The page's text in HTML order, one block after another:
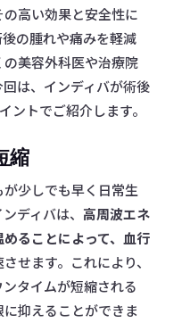
高い効果と安全性に
の腫れや痛みを軽減
美容外科医や治療院
は、インディバが術後
ントでご紹介します。
縮
少しでも早く日常生
ディバは、 高周波エネ
ることによって、血行
せます。これにより、
タイムが短縮される
抑えることができま